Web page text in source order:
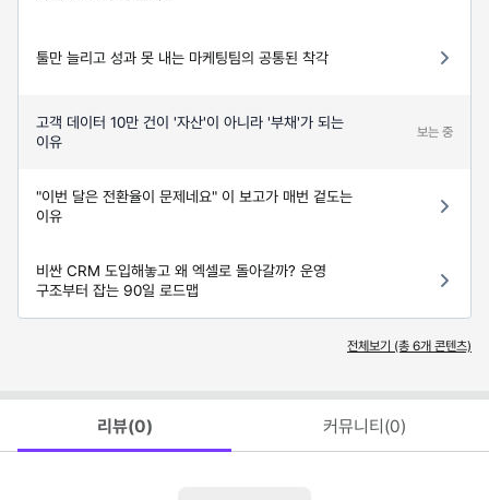
툴만 늘리고 성과 못 내는 마케팅팀의 공통된 착각
고객 데이터 10만 건이 '자산'이 아니라 '부채'가 되는
이유
보는 중
"이번 달은 전환율이 문제네요" 이 보고가 매번 겉도는
이유
비싼 CRM 도입해놓고 왜 엑셀로 돌아갈까? 운영
구조부터 잡는 90일 로드맵
전체보기 (총 6개 콘텐츠)
리뷰(0) 커뮤니티(0)